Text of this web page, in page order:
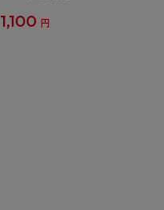
1,100 円